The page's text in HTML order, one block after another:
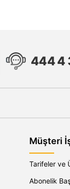
444 4
Müşteri
Tarifeler ve
Abonelik